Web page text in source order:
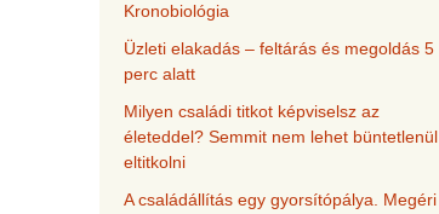
Kronobiológia
Üzleti elakadás – feltárás és megoldás 5
perc alatt
Milyen családi titkot képviselsz az
életeddel? Semmit nem lehet büntetlenül
eltitkolni
A családállítás egy gyorsítópálya. Megéri